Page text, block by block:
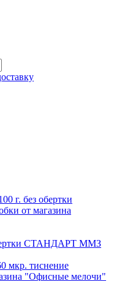
СТАНДАРТ ММЗ